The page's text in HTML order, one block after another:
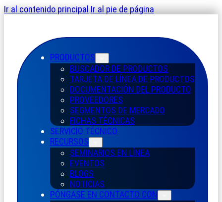
Ir al contenido principalIr al pie de página
PRODUCTOS
BUSCADOR DE PRODUCTOS
TARJETA DE LÍNEA DE PRODUCTOS
DOCUMENTACIÓN DEL PRODUCTO
PROVEEDORES
SEGMENTOS DE MERCADO
FICHAS TÉCNICAS
SERVICIO TÉCNICO
RECURSOS
SEMINARIOS EN LÍNEA
EVENTOS
BLOGS
NOTICIAS
PÓNGASE EN CONTACTO CON